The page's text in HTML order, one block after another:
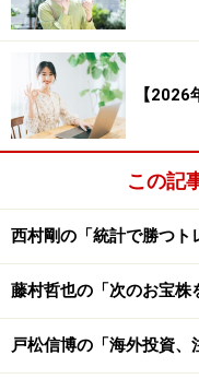
■このテーマでの検証
の達人】を使って検
は万全を期しており
全性、利用者にとっ
ません。当社及び関
します。投資判断は
い。
【
この記
西村剛の「統計で勝つト
藤村哲也の「次のお宝株
戸松信博の「海外投資、